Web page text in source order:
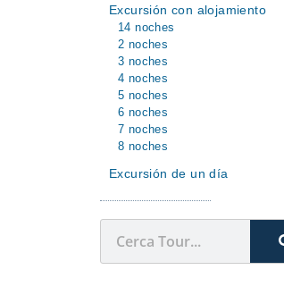
Excursión con alojamiento
14 noches
2 noches
3 noches
4 noches
5 noches
6 noches
7 noches
8 noches
Excursión de un día